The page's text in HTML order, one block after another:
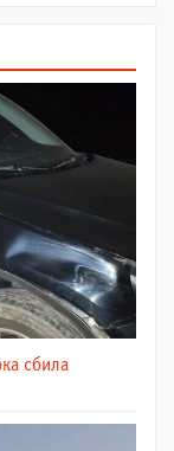
сбила